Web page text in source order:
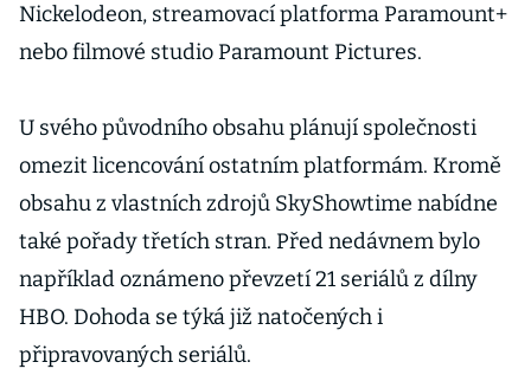
Nickelodeon, streamovací platforma Paramount+
nebo filmové studio Paramount Pictures.
U svého původního obsahu plánují společnosti
omezit licencování ostatním platformám. Kromě
obsahu z vlastních zdrojů SkyShowtime nabídne
také pořady třetích stran. Před nedávnem bylo
například oznámeno převzetí 21 seriálů z dílny
HBO. Dohoda se týká již natočených i
připravovaných seriálů.